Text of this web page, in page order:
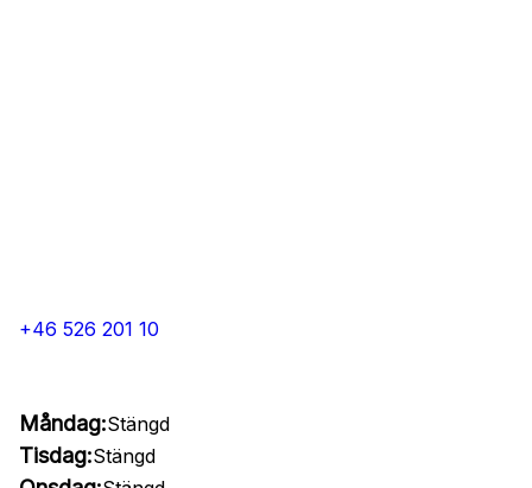
+46 526 201 10
Måndag:Stängd
Tisdag:Stängd